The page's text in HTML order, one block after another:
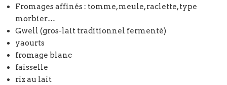
Fromages affinés : tomme, meule, raclette, type
morbier…
Gwell (gros-lait traditionnel fermenté)
yaourts
fromage blanc
faisselle
riz au lait